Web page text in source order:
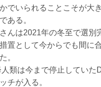
でいられることこそが大
ある。
んは2021年の冬至で選別
置として今からでも間に
。
類は今まで停止していた
チが入る。